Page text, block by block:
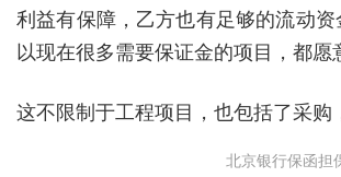
利益有保障，乙方也有足够的流动
以现在很多需要保证金的项目，都愿
这不限制于工程项目，也包括了采购
北京银行保函担